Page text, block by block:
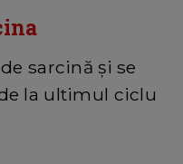
sarcină și se
la ultimul ciclu